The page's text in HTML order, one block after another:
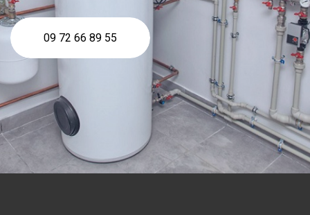
09 72 66 89 55